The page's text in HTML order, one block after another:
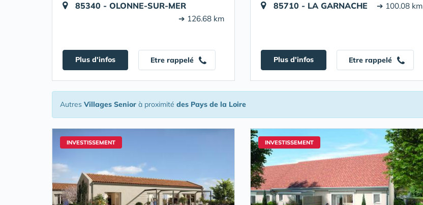
85340 - OLONNE-SUR-MER
➔ 126.68 km
Plus d'infos Etre rappelé
85710 - LA GARNACHE ➔ 100.08 km
Plus d'infos Etre rappelé
Autres Villages Senior à proximité des Pays de la Loire
INVESTISSEMENT INVESTISSEMENT